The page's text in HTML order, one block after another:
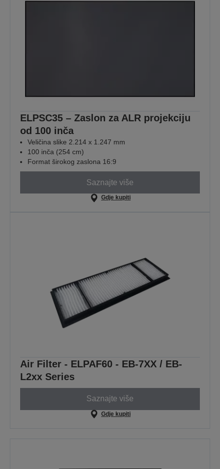
ELPSC35 – Zaslon za ALR projekciju
od 100 inča
Veličina slike 2.214 x 1.247 mm
100 inča (254 cm)
Format širokog zaslona 16:9
Saznajte više
Gdje kupiti
Air Filter - ELPAF60 - EB-7XX / EB-
L2xx Series
Saznajte više
Gdje kupiti